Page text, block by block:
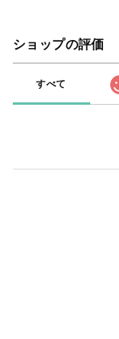
ショップの評価
すべて